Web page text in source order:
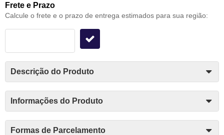
Frete e Prazo
Calcule o frete e o prazo de entrega estimados para sua região:
Descrição do Produto
Informações do Produto
Formas de Parcelamento